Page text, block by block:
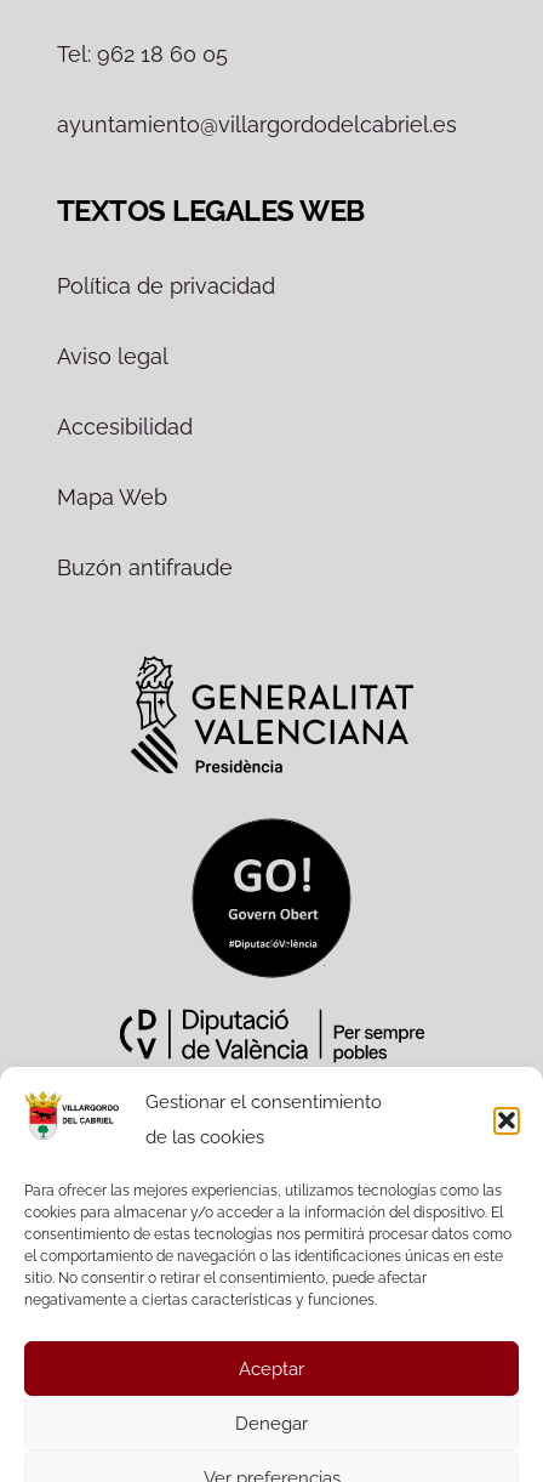
Gestionar el consentimiento
de las cookies
Para ofrecer las mejores experiencias, utilizamos tecnologías como las
cookies para almacenar y/o acceder a la información del dispositivo. El
consentimiento de estas tecnologías nos permitirá procesar datos como
el comportamiento de navegación o las identificaciones únicas en este
sitio. No consentir o retirar el consentimiento, puede afectar
negativamente a ciertas características y funciones.
Aceptar
Denegar
Tel: 962 18 60 05
ayuntamiento@villargordodelcabriel.es
TEXTOS LEGALES WEB
Política de privacidad
Aviso legal
Accesibilidad
Mapa Web
Buzón antifraude
Conselleria de Participación,
Transparencia, Cooperación y Calidad
Democrática, como por la Diputación
Provincial de València.